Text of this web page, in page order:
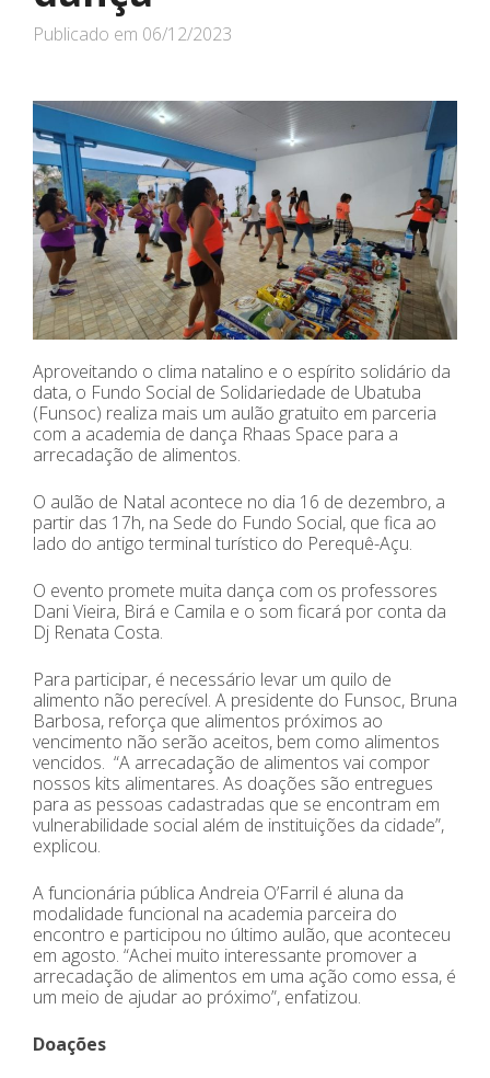
Publicado em 06/12/2023
Aproveitando o clima natalino e o espírito solidário da
data, o Fundo Social de Solidariedade de Ubatuba
(Funsoc) realiza mais um aulão gratuito em parceria
com a academia de dança Rhaas Space para a
arrecadação de alimentos.
O aulão de Natal acontece no dia 16 de dezembro, a
partir das 17h, na Sede do Fundo Social, que fica ao
lado do antigo terminal turístico do Perequê-Açu.
O evento promete muita dança com os professores
Dani Vieira, Birá e Camila e o som ficará por conta da
Dj Renata Costa.
Para participar, é necessário levar um quilo de
alimento não perecível. A presidente do Funsoc, Bruna
Barbosa, reforça que alimentos próximos ao
vencimento não serão aceitos, bem como alimentos
vencidos. “A arrecadação de alimentos vai compor
nossos kits alimentares. As doações são entregues
para as pessoas cadastradas que se encontram em
vulnerabilidade social além de instituições da cidade”,
explicou.
A funcionária pública Andreia O’Farril é aluna da
modalidade funcional na academia parceira do
encontro e participou no último aulão, que aconteceu
em agosto. “Achei muito interessante promover a
arrecadação de alimentos em uma ação como essa, é
um meio de ajudar ao próximo”, enfatizou.
Doações